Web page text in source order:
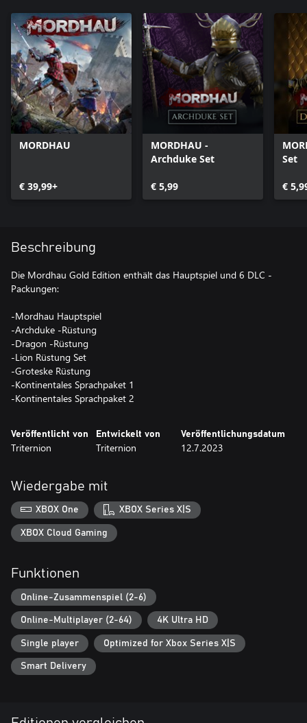
MORDHAU
€ 39,99+
MORDHAU -
Archduke Set
€ 5,99
Set
€
Beschreibung
Die Mordhau Gold Edition enthält das Hauptspiel und 6 DLC -
Packungen:
-Mordhau Hauptspiel
-Archduke -Rüstung
-Dragon -Rüstung
-Lion Rüstung Set
-Groteske Rüstung
-Kontinentales Sprachpaket 1
-Kontinentales Sprachpaket 2
Veröffentlicht von
Triternion
Entwickelt von
Triternion
Veröffentlichungsdatum
12.7.2023
Wiedergabe mit
XBOX One XBOX Series X|S
XBOX Cloud Gaming
Funktionen
Online-Zusammenspiel (2-6)
Online-Multiplayer (2-64) 4K Ultra HD
Single player Optimized for Xbox Series X|S
Smart Delivery